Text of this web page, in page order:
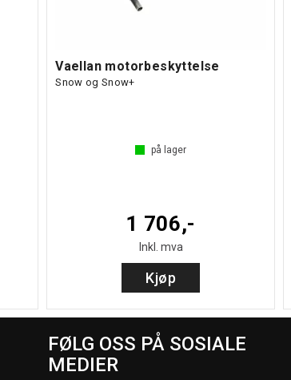
Vaellan motorbeskyttelse
Snow og Snow+
på lager
1 706,-
Inkl. mva
Kjøp
FØLG OSS PÅ SOSIALE
MEDIER